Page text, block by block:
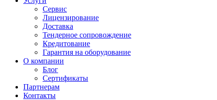
Сервис
Лицензирование
Доставка
Тендерное сопровождение
Кредитование
Гарантия на оборудование
О компании
Блог
Сертификаты
Партнерам
Контакты